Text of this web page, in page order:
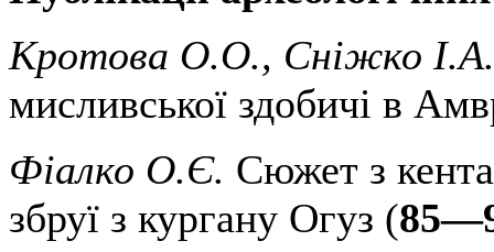
Кротова О.О., Сніжко І.А.
мисливської здобичі в
Фіалко О.Є. Сюжет з
збруї з кургану Огуз (